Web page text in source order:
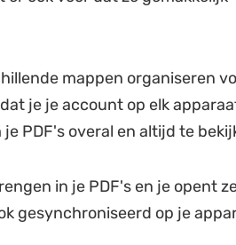
mappen organiseren
je je account op elk
PDF's overal en altijd te
in je PDF's en je opent
gesynchroniseerd op je